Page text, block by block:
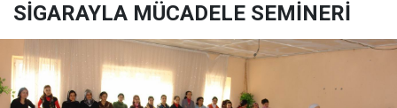
SİGARAYLA MÜCADELE SEMİNERİ